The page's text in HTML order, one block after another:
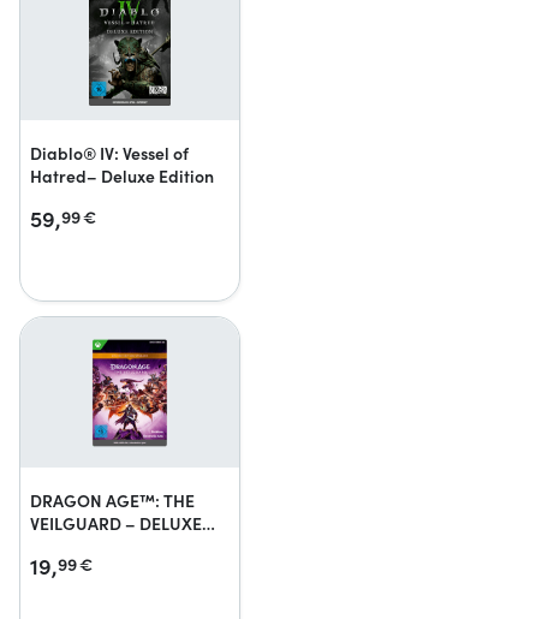
Diablo® IV: Vessel of
Hatred– Deluxe Edition
59,99€
DRAGON AGE™: THE
VEILGUARD – DELUXE
19,99€